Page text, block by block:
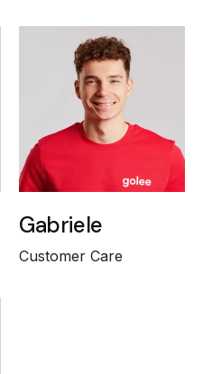
Gabriele
Customer Care